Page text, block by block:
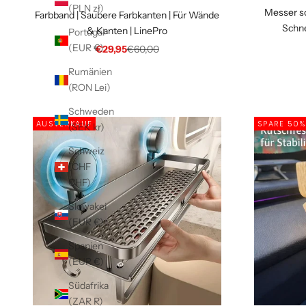
(PLN zł)
Portugal
(EUR €)
Rumänien
(RON Lei)
Schweden
(SEK kr)
Schweiz
(CHF
CHF)
Slowakei
(EUR €)
Spanien
(EUR €)
Südafrika
(ZAR R)
Farbband | Saubere Farbkanten | Für Wände
& Kanten | LinePro
Angebot
€29,95Regulärer Preis
€60,00
Messer
AUSVERKAUF SPARE 50%